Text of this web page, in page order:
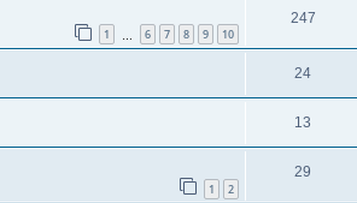
1 6 7 8 9 10
247
24
13
1 2
29